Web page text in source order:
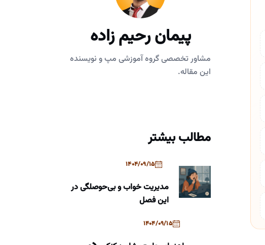
پیمان رحیم زاده
مشاور تخصصی گروه آموزشی مپ و نویسنده
این مقاله.
مطالب بیشتر
1404/09/15
مدیریت خواب و بی‌حوصلگی در
این فصل
1404/09/15